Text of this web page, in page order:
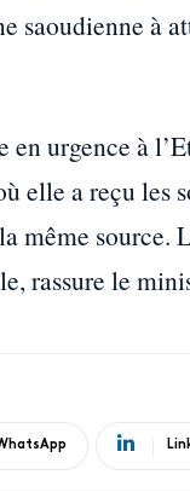
saoudienne à
en urgence à
elle a reçu les
même source.
rassure le